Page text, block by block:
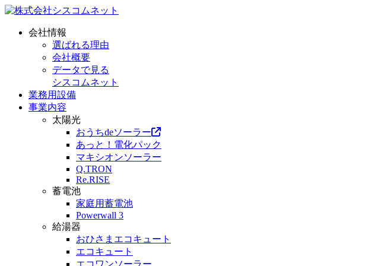
会社情報
選ばれる理由
会社概要
データで見る
シスコムネット
業務用設備
事業内容
太陽光
おうちdeソーラー
あっと！電化パック
マキシオンソーラー
Q.TRON
Re.RISE
蓄電池
家庭用蓄電池
Powerwall 3
給湯器
おひさまエコキュート
エコキュート
エコワンソーラー